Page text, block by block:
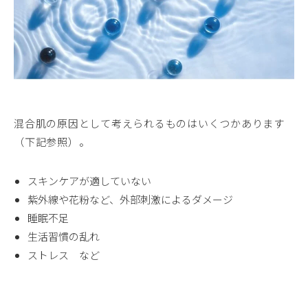
混合肌の原因として考えられるものはいくつかあります
（下記参照）。
スキンケアが適していない
紫外線や花粉など、外部刺激によるダメージ
睡眠不足
生活習慣の乱れ
ストレス など